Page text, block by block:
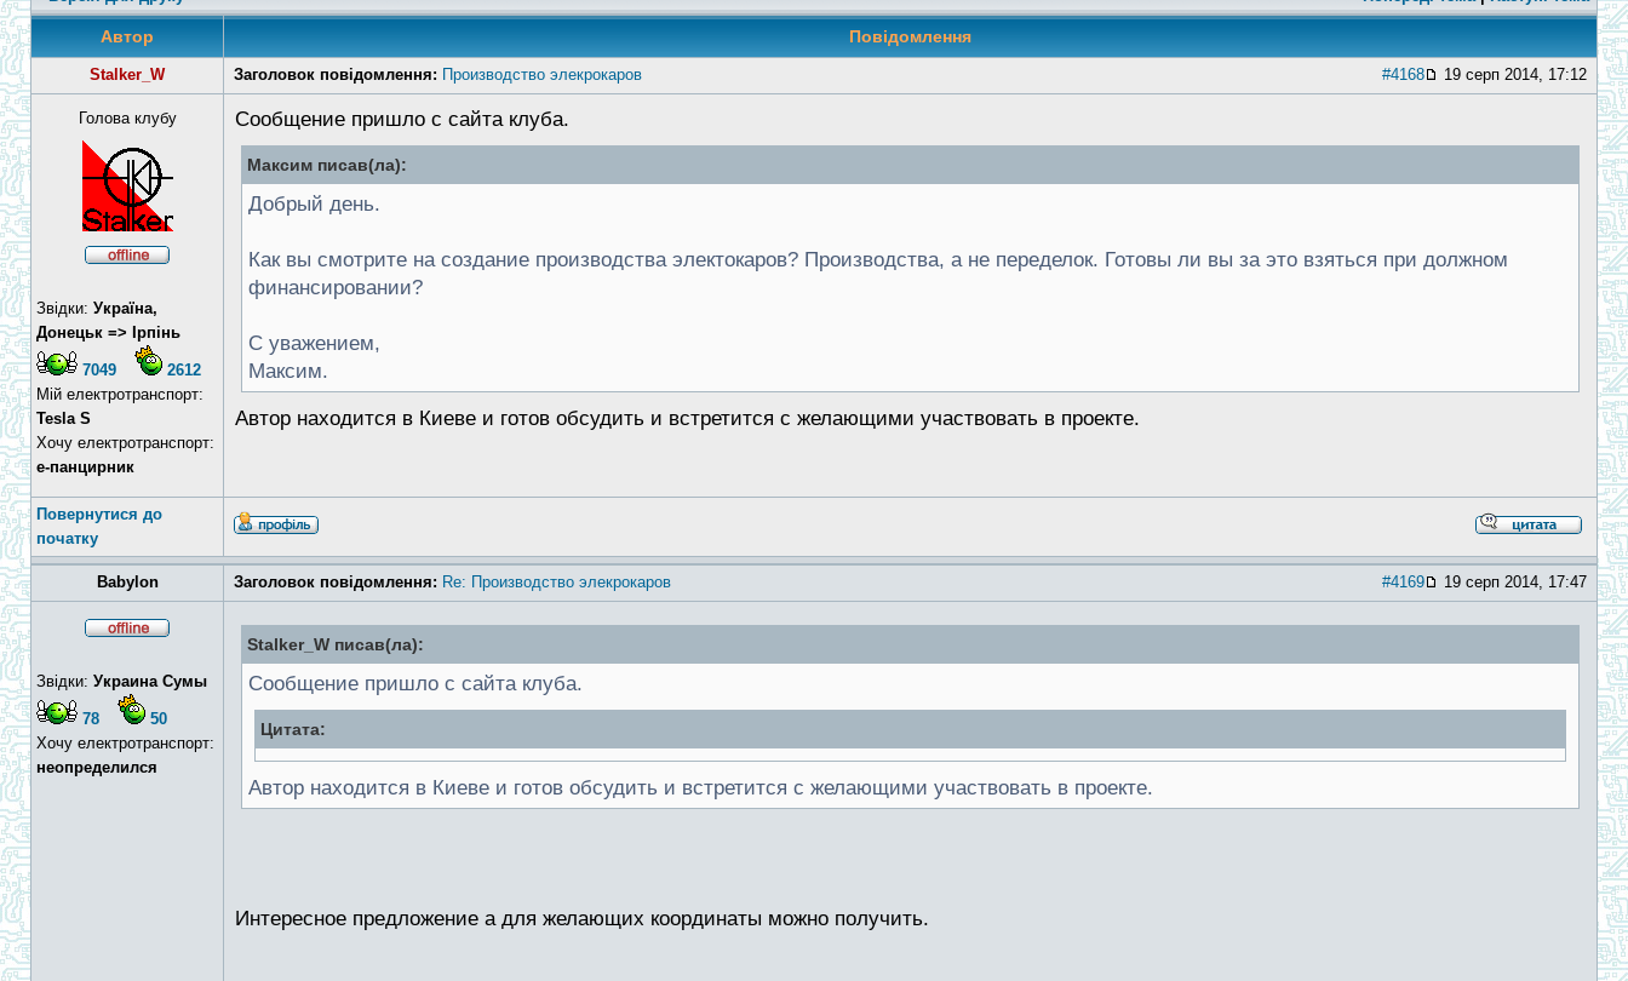
Автор Повідомлення
Stalker_W Заголовок повідомлення: Производство элекрокаров #4168 19 серп 2014, 17:12
Голова клубу
Звідки: Україна,
Донецьк => Ірпінь
7049
2612
Мій електротранспорт:
Tesla S
Хочу електротранспорт:
е-панцирник
Сообщение пришло с сайта клуба.
Максим писав(ла):
Добрый день.
Как вы смотрите на создание производства электокаров? Производства, а не переделок. Готовы ли вы за это взяться при должном
финансировании?
С уважением,
Максим.
Автор находится в Киеве и готов обсудить и встретится с желающими участвовать в проекте.
Повернутися до
початку
Babylon Заголовок повідомлення: Re: Производство элекрокаров #4169 19 серп 2014, 17:47
Звідки: Украина Сумы
78
50
Хочу електротранспорт:
неопределился
Stalker_W писав(ла):
Сообщение пришло с сайта клуба.
Цитата:
Автор находится в Киеве и готов обсудить и встретится с желающими участвовать в проекте.
Интересное предложение а для желающих координаты можно получить.